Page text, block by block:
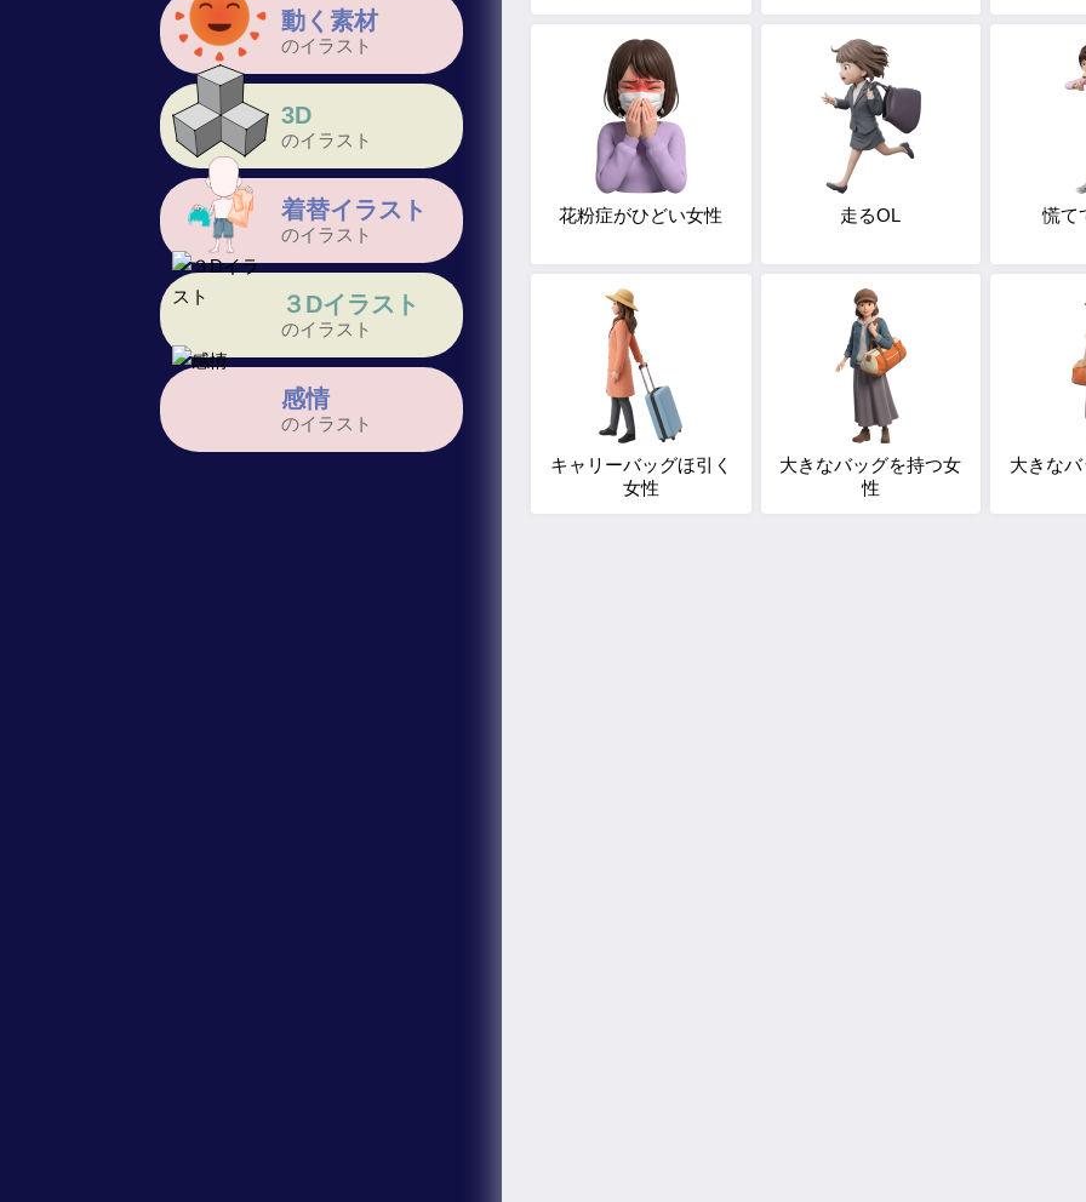
動く素材
のイラスト
3D
のイラスト
着替イラスト
のイラスト
３Dイラスト
のイラスト
感情
のイラスト
花粉症がひどい女性 走るOL 慌て
キャリーバッグほ引く
女性
大きなバッグを持つ女
性
大きな